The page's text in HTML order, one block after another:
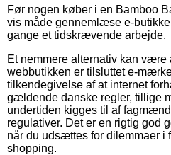
Før nogen køber i en Bamboo
vis måde gennemlæse e-
gange et tidskrævende arbejde.
Et nemmere alternativ kan
webbutikken er tilsluttet e-
tilkendegivelse af at internet
gældende danske regler, tillige
undertiden kigges til af
regulativer. Det er en rigtig god
når du udsættes for dilemmaer i
shopping.